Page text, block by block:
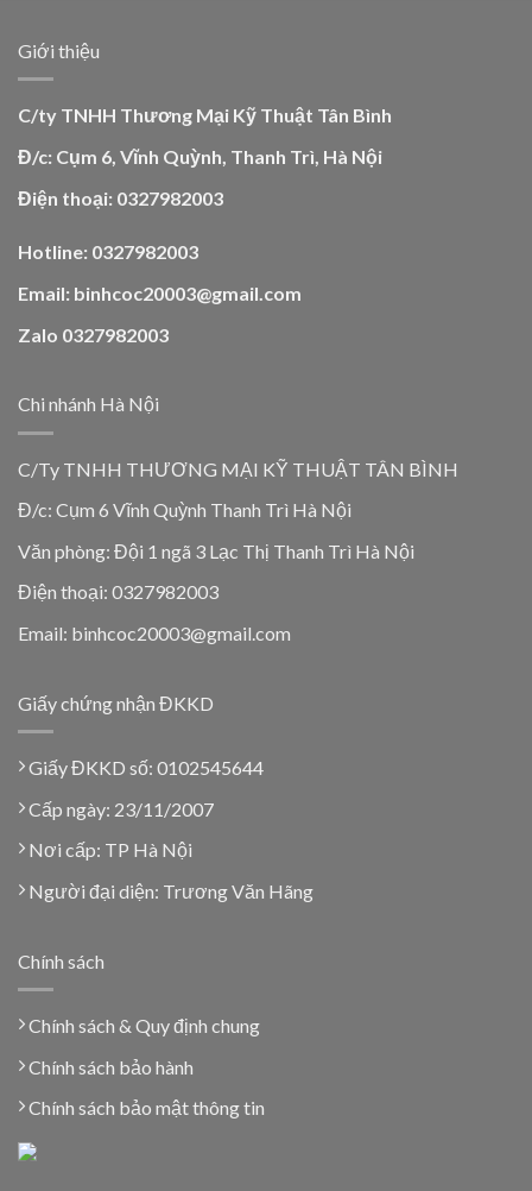
Giới thiệu
C/ty TNHH Thương Mại Kỹ Thuật Tân Bình
Đ/c: Cụm 6, Vĩnh Quỳnh, Thanh Trì, Hà Nội
Điện thoại: 0327982003
Hotline: 0327982003
Email: binhcoc20003@gmail.com
Zalo 0327982003
Chi nhánh Hà Nội
C/Ty TNHH THƯƠNG MẠI KỸ THUẬT TÂN BÌNH
Đ/c: Cụm 6 Vĩnh Quỳnh Thanh Trì Hà Nội
Văn phòng: Đội 1 ngã 3 Lạc Thị Thanh Trì Hà Nội
Điện thoại: 0327982003
Email: binhcoc20003@gmail.com
Giấy chứng nhận ĐKKD
Giấy ĐKKD số: 0102545644
Cấp ngày: 23/11/2007
Nơi cấp: TP Hà Nội
Người đại diện: Trương Văn Hãng
Chính sách
Chính sách & Quy định chung
Chính sách bảo hành
Chính sách bảo mật thông tin